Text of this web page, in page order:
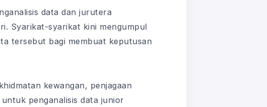
data dan jurutera
Syarikat-syarikat kini mengumpul
tersebut bagi membuat keputusan
kewangan, penjagaan
penganalisis data junior